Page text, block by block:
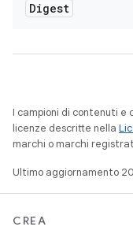
Digest
I campioni di contenuti e
licenze descritte nella
marchi o marchi
Ultimo aggiornamento
CREA